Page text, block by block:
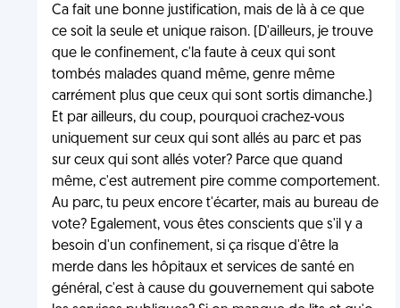
Ca fait une bonne justification, mais de là à ce que
ce soit la seule et unique raison. (D'ailleurs, je trouve
que le confinement, c'la faute à ceux qui sont
tombés malades quand même, genre même
carrément plus que ceux qui sont sortis dimanche.)
Et par ailleurs, du coup, pourquoi crachez-vous
uniquement sur ceux qui sont allés au parc et pas
sur ceux qui sont allés voter? Parce que quand
même, c'est autrement pire comme comportement.
Au parc, tu peux encore t'écarter, mais au bureau de
vote? Egalement, vous êtes conscients que s'il y a
besoin d'un confinement, si ça risque d'être la
merde dans les hôpitaux et services de santé en
général, c'est à cause du gouvernement qui sabote